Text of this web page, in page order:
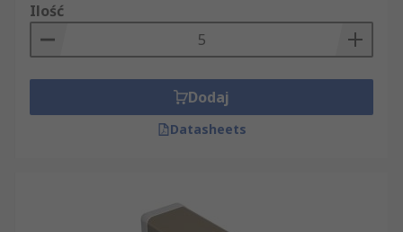
Ilość
Dodaj
Datasheets